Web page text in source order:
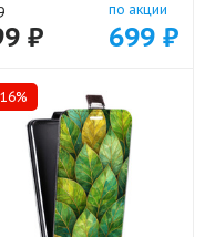
₽
по акции
699 ₽